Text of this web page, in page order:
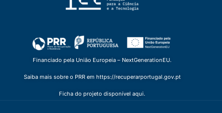
Financiado pela União Europeia – NextGenerationEU.
Saiba mais sobre o PRR em https://recuperarportugal.gov.pt
Ficha do projeto disponível aqui.